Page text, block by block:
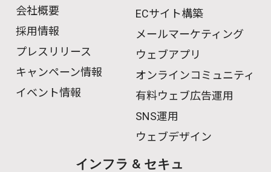
会社概要
採用情報
プレスリリース
キャンペーン情報
イベント情報
ECサイト構築
メールマーケティング
ウェブアプリ
オンラインコミュニティ
有料ウェブ広告運用
SNS運用
ウェブデザイン
インフラ & セキュ